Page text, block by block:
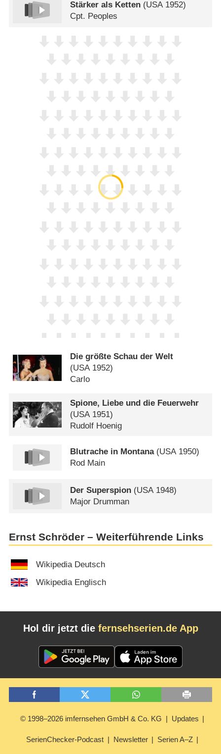
Stärker als Ketten (USA 1952)
Cpt. Peoples
Die größte Schau der Welt
(USA1952)
Carlo
Spione, Liebe und die Feuerwehr
(USA1951)
Rudolf Hoenig
Blutrache in Montana(USA1950)
Rod Main
Der Superspion (USA1948)
Major Drumman
Ernst Schröder – Weiterführende Links
Wikipedia Deutsch
Wikipedia Englisch
Hol dir jetzt die fernsehserien.de App
© 1998–2026 imfernsehen GmbH & Co. KG Updates
SerienChecker-Podcast Newsletter Serien A–Z